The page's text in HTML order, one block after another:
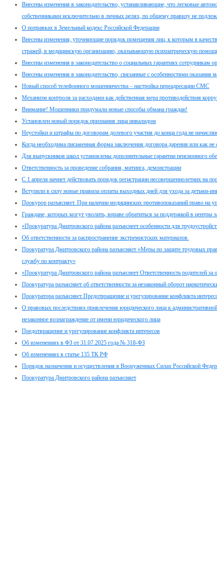
Внесены изменения в законодательство, устанавливающие, что легковые
собственниками исключительно в личных целях, по общему правилу не
О поправках в Земельный кодекс Российской Федерации
Внесены изменения, уточняющие порядок помещения лиц, к которым в
стражей, в медицинскую организацию, оказывающую психиатрическую
Внесены изменения в законодательство о социальных гарантиях сотрудникам
Внесены изменения в законодательство, связанные с особенностями
Новый способ телефонного мошенничества – настройка переадресации СМС
Механизм контроля за расходами как действенная мера противодействия
Внимание! Мошенники придумали новые способы обмана граждан!
Установлен новый порядок признания лица инвалидом
Неустойки и штрафы по договорам долевого участия до конца года не
Когда необходима письменная форма заключения договора дарения или как
Для выпускников школ установлены дополнительные гарантии пенсионного
Ответственность за проведение собрания, митинга, демонстрации
C 1 апреля начнет действовать порядок регистрации несовершеннолетних на
Вступили в силу новые правила оплаты выходных дней для ухода за детьми-
Прокурор разъясняет. При наличии медицинских противопоказаний право на
Граждане, которых могут уволить, вправе обратиться за поддержкой в центры
«Прокуратура Дмитровского района разъяснеет особенности для
Об ответственности за распространение экстремистских материалов.
Прокуратура Дмитровского района разъясняет «Меры по защите трудовых
службу по контракту»
«Прокуратура Дмитровского района разъяснеет Ответственность родителей за
Прокуратура разъясняет об ответственности за незаконный оборот
Прокуратора разъясняет Предотвращение и урегулирование конфликта
О правовых последствиях привлечения юридического лица к
незаконное вознаграждение от имени юридического лица
Предотвращение и урегулирование конфликта интересов
Об изменениях в ФЗ от 31.07.2025 года № 318-ФЗ
Об изменениях в статье 135 ТК РФ
Порядок назначения и осуществления в Вооруженных Силах Российской
Прокуратура Дмитровского района разъясняет